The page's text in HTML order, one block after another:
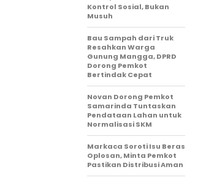
Kontrol Sosial, Bukan
Musuh
Bau Sampah dari Truk
Resahkan Warga
Gunung Mangga, DPRD
Dorong Pemkot
Bertindak Cepat
Novan Dorong Pemkot
Samarinda Tuntaskan
Pendataan Lahan untuk
Normalisasi SKM
Markaca Soroti Isu Beras
Oplosan, Minta Pemkot
Pastikan Distribusi Aman